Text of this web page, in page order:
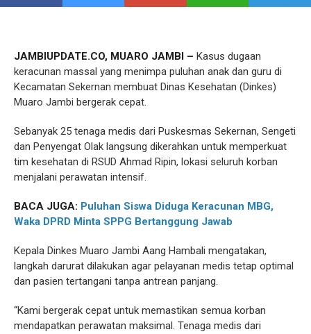
JAMBIUPDATE.CO, MUARO JAMBI – Kasus dugaan
keracunan massal yang menimpa puluhan anak dan guru di
Kecamatan Sekernan membuat Dinas Kesehatan (Dinkes)
Muaro Jambi bergerak cepat.
Sebanyak 25 tenaga medis dari Puskesmas Sekernan, Sengeti
dan Penyengat Olak langsung dikerahkan untuk memperkuat
tim kesehatan di RSUD Ahmad Ripin, lokasi seluruh korban
menjalani perawatan intensif.
BACA JUGA: Puluhan Siswa Diduga Keracunan MBG,
Waka DPRD Minta SPPG Bertanggung Jawab
Kepala Dinkes Muaro Jambi Aang Hambali mengatakan,
langkah darurat dilakukan agar pelayanan medis tetap optimal
dan pasien tertangani tanpa antrean panjang.
“Kami bergerak cepat untuk memastikan semua korban
mendapatkan perawatan maksimal. Tenaga medis dari